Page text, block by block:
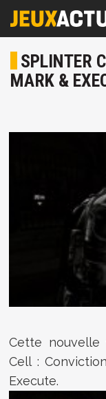
SPLINTER
MARK &
Cette nouvelle
Cell :
Execute.